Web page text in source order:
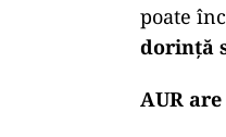
poate
dorință
AUR